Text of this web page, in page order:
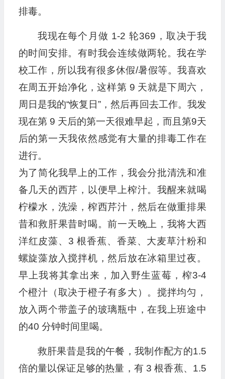
排毒。
我现在每个月做 1-2 轮369，取决于我
的时间安排。有时我会连续做两轮。我在学
校工作，所以我有很多休假/暑假等。我喜欢
在周五开始净化，这样第 9 天就是下周六，
周日是我的“恢复日”，然后再回去工作。我发
现在第 9 天后的第一天很难早起，而且第9天
后的第一天我依然感觉有大量的排毒工作在
进行。
为了简化我早上的工作，我会分批清洗和准
备几天的西芹，以便早上榨汁。我醒来就喝
柠檬水，洗澡，榨西芹汁，然后在做重排果
昔和救肝果昔时喝。前一天晚上，我将大西
洋红皮藻、3 根香蕉、香菜、大麦草汁粉和
螺旋藻放入搅拌机，然后放在冰箱里过夜。
早上我将其拿出来，加入野生蓝莓，榨3-4
个橙汁（取决于橙子有多大）。搅拌均匀，
放入两个带盖子的玻璃瓶中，在我上班途中
的40 分钟时间里喝。
救肝果昔是我的午餐，我制作配方的1.5
倍的量以保证足够的热量，有 3 根香蕉、1.5